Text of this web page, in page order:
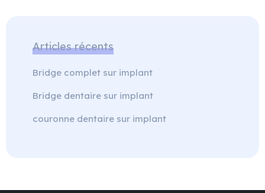
Articles récents
Bridge complet sur implant
Bridge dentaire sur implant
couronne dentaire sur implant